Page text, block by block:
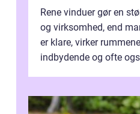
Rene vinduer gør en
og virksomhed, end
er klare, virker
indbydende og ofte